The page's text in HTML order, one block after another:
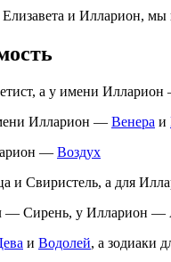
и Илларион,
а у имени
Илларион — Венера и
— Воздух
и Свиристель, а для
— Сирень, у Илларион —
и Водолей, а зодиаки